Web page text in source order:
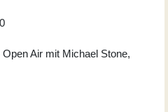
Air mit Michael Stone,